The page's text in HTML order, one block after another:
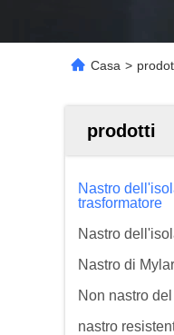
Casa >
prodotti
Nastro
trasformatore
Nastro
Nastro di
Non nastro
nastro